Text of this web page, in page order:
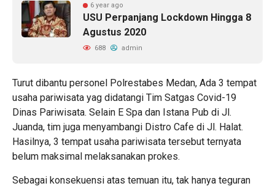
6 year ago
USU Perpanjang Lockdown Hingga 8
Agustus 2020
688 admin
Turut dibantu personel Polrestabes Medan, Ada 3 tempat
usaha pariwisata yag didatangi Tim Satgas Covid-19
Dinas Pariwisata. Selain E Spa dan Istana Pub di Jl.
Juanda, tim juga menyambangi Distro Cafe di Jl. Halat.
Hasilnya, 3 tempat usaha pariwisata tersebut ternyata
belum maksimal melaksanakan prokes.
Sebagai konsekuensi atas temuan itu, tak hanya teguran